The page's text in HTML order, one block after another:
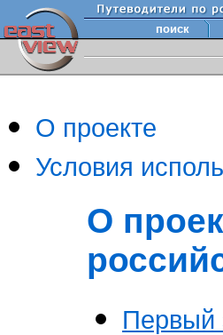
поиск
О проекте
Условия
О
Первый